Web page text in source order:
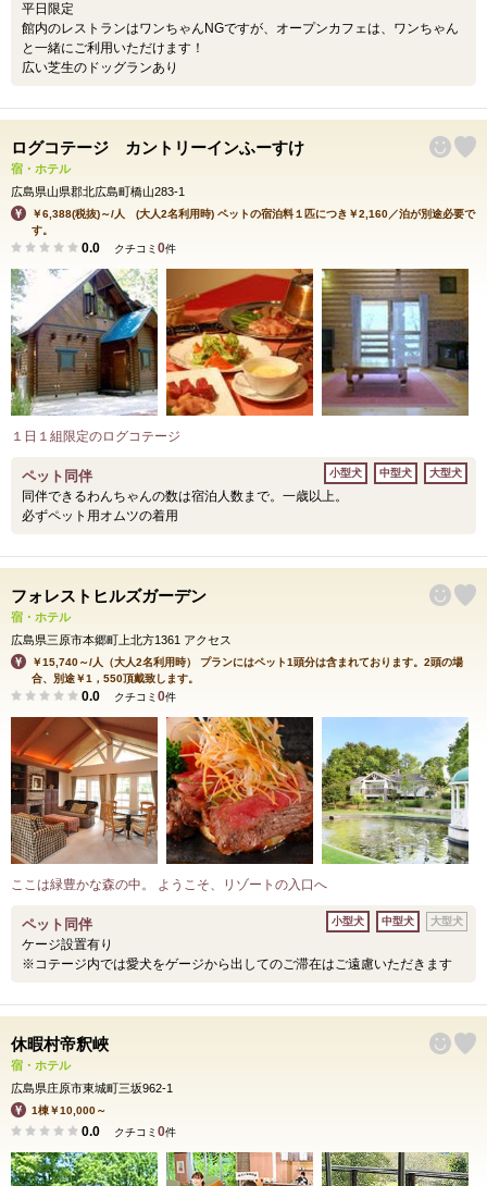
平日限定
館内のレストランはワンちゃんNGですが、オープンカフェは、ワンちゃん
と一緒にご利用いただけます！
広い芝生のドッグランあり
ログコテージ カントリーインふーすけ
宿・ホテル
広島県山県郡北広島町橋山283-1
￥6,388(税抜)～/人 (大人2名利用時) ペットの宿泊料１匹につき￥2,160／泊が別途必要で
す。
0.0 クチコミ 0件
１日１組限定のログコテージ
ペット同伴
同伴できるわんちゃんの数は宿泊人数まで。一歳以上。
必ずペット用オムツの着用
小型犬 中型犬 大型犬
フォレストヒルズガーデン
宿・ホテル
広島県三原市本郷町上北方1361 アクセス
￥15,740～/人（大人2名利用時） プランにはペット1頭分は含まれております。2頭の場
合、別途￥1，550頂戴致します。
0.0 クチコミ 0件
ここは緑豊かな森の中。 ようこそ、リゾートの入口へ
ペット同伴
ケージ設置有り
※コテージ内では愛犬をゲージから出してのご滞在はご遠慮いただきます
小型犬 中型犬 大型犬
休暇村帝釈峽
宿・ホテル
広島県庄原市東城町三坂962-1
1棟￥10,000～
0.0 クチコミ 0件